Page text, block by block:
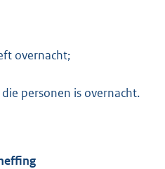
overnacht;
personen is overnacht.